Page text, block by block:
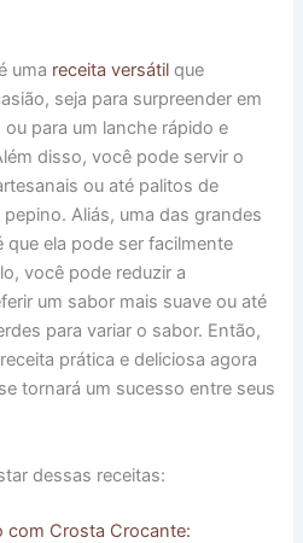
uma receita versátilque
seja para surpreender em
para um lanche rápido e
disso, você pode servir o
ou até palitos de
Aliás, uma das grandes
ela pode ser facilmente
você pode reduzir a
um sabor mais suave ou até
para variar o sabor. Então,
prática e deliciosa agora
tornará um sucesso entre seus
dessas receitas:
com Crosta Crocante: